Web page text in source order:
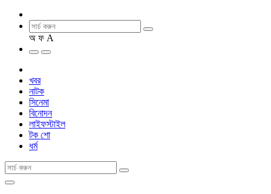
অ ফ A
খবর
নাটক
সিনেমা
বিনোদন
লাইফস্টাইল
টক শো
ধর্ম